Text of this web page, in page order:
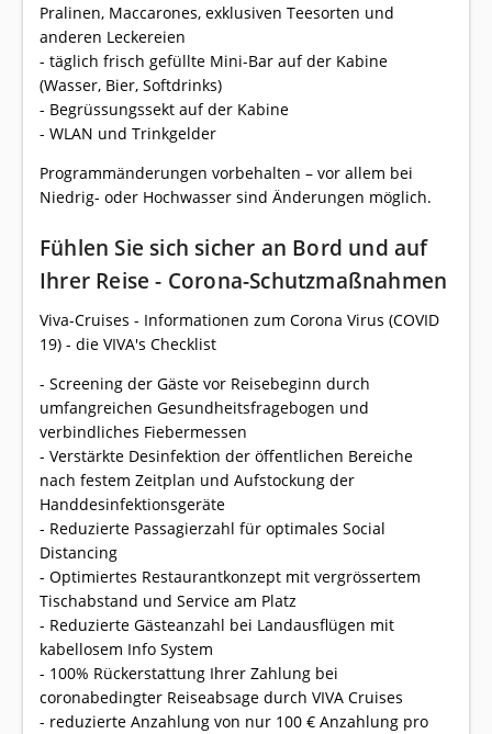
Pralinen, Maccarones, exklusiven Teesorten und
anderen Leckereien
- täglich frisch gefüllte Mini-Bar auf der Kabine
(Wasser, Bier, Softdrinks)
- Begrüssungssekt auf der Kabine
- WLAN und Trinkgelder
Programmänderungen vorbehalten – vor allem bei
Niedrig- oder Hochwasser sind Änderungen möglich.
Fühlen Sie sich sicher an Bord und auf
Ihrer Reise - Corona-Schutzmaßnahmen
Viva-Cruises - Informationen zum Corona Virus (COVID
19) - die VIVA's Checklist
- Screening der Gäste vor Reisebeginn durch
umfangreichen Gesundheitsfragebogen und
verbindliches Fiebermessen
- Verstärkte Desinfektion der öffentlichen Bereiche
nach festem Zeitplan und Aufstockung der
Handdesinfektionsgeräte
- Reduzierte Passagierzahl für optimales Social
Distancing
- Optimiertes Restaurantkonzept mit vergrössertem
Tischabstand und Service am Platz
- Reduzierte Gästeanzahl bei Landausflügen mit
kabellosem Info System
- 100% Rückerstattung Ihrer Zahlung bei
coronabedingter Reiseabsage durch VIVA Cruises
- reduzierte Anzahlung von nur 100 € Anzahlung pro